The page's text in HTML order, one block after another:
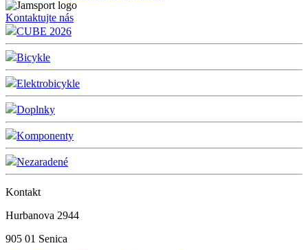
Kontaktujte nás
CUBE 2026
Bicykle
Elektrobicykle
Doplnky
Komponenty
Nezaradené
Kontakt
Hurbanova 2944
905 01 Senica